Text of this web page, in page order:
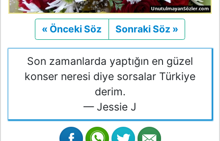
« Önceki Söz Önceki
Sonraki Söz »
Son zamanlarda yaptığın en güzel
konser neresi diye sorsalar Türkiye
derim.
— Jessie J